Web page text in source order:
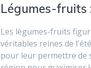
Légumes-
Les légumes-fruits
véritables reines de
pour leur permettre de